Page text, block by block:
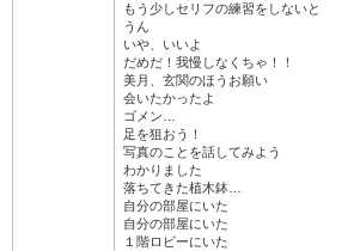
もう少しセリフの練習をしないと
うん
いや、いいよ
だめだ！我慢しなくちゃ！！
美月、玄関のほうお願い
会いたかったよ
ゴメン…
足を狙おう！
写真のことを話してみよう
わかりました
落ちてきた植木鉢…
自分の部屋にいた
自分の部屋にいた
１階ロビーにいた